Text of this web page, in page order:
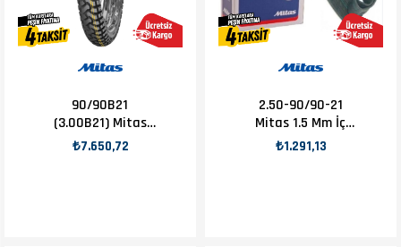
90/90B21
(3.00B21) Mitas
Enduro Traıl+ 54H
₺7.650,72
2.50-90/90-21
Mitas 1.5 Mm İç
Lastik
₺1.291,13